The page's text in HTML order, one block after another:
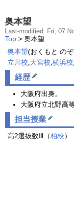
奥本望
Last-modified: Fri, 07
Top > 奥本望
奥本望(おくもと のぞ
立川校 大宮校 横浜校
経歴
大阪府出身。
大阪府立北野高
担当授業
高2選抜数Ⅲ（柏校）